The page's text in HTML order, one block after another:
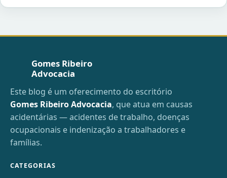
Gomes Ribeiro
Advocacia
Este blog é um oferecimento do escritório
Gomes Ribeiro Advocacia, que atua em causas
acidentárias — acidentes de trabalho, doenças
ocupacionais e indenização a trabalhadores e
famílias.
CATEGORIAS